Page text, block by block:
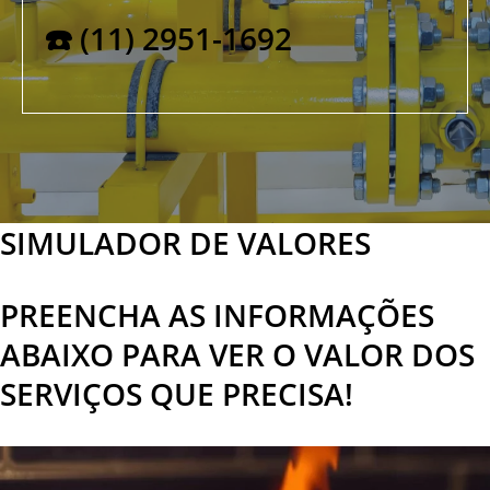
☎️ (11) 2951-1692
SIMULADOR DE VALORES
PREENCHA AS INFORMAÇÕES
ABAIXO PARA VER O VALOR DOS
SERVIÇOS QUE PRECISA!